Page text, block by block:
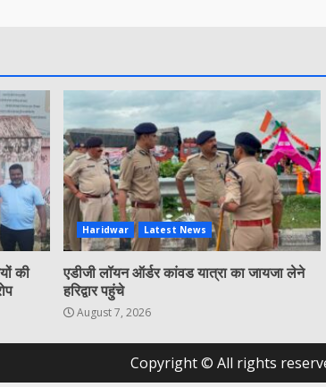
की
Haridwar Latest News
एडीजी लॉयन ऑर्डर कांवड यात्रा का जायजा लेने
हरिद्वार पहुंचे
August 7, 2026
Copyright © All rights